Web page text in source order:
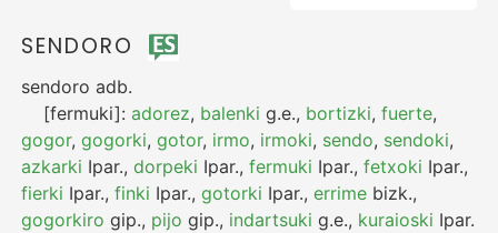
SENDORO
sendoro adb.
[fermuki]:adorez, balenki g.e., bortizki,fuerte,
gogor,gogorki,gotor, irmo, irmoki, sendo, sendoki,
azkarki Ipar.,dorpeki Ipar.,fermuki Ipar.,fetxoki Ipar.,
fierki Ipar.,finki Ipar.,gotorki Ipar.,errime bizk.,
gogorkiro gip., pijo gip., indartsuki g.e., kuraioski Ipar.